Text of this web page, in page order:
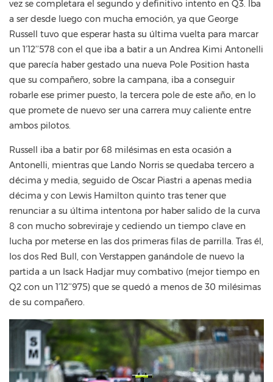
vez se completara el segundo y definitivo intento en Q3. Iba
a ser desde luego con mucha emoción, ya que George
Russell tuvo que esperar hasta su última vuelta para marcar
un 1’12’’578 con el que iba a batir a un Andrea Kimi Antonelli
que parecía haber gestado una nueva Pole Position hasta
que su compañero, sobre la campana, iba a conseguir
robarle ese primer puesto, la tercera pole de este año, en lo
que promete de nuevo ser una carrera muy caliente entre
ambos pilotos.
Russell iba a batir por 68 milésimas en esta ocasión a
Antonelli, mientras que Lando Norris se quedaba tercero a
décima y media, seguido de Oscar Piastri a apenas media
décima y con Lewis Hamilton quinto tras tener que
renunciar a su última intentona por haber salido de la curva
8 con mucho sobreviraje y cediendo un tiempo clave en
lucha por meterse en las dos primeras filas de parrilla. Tras él,
los dos Red Bull, con Verstappen ganándole de nuevo la
partida a un Isack Hadjar muy combativo (mejor tiempo en
Q2 con un 1’12’’975) que se quedó a menos de 30 milésimas
de su compañero.